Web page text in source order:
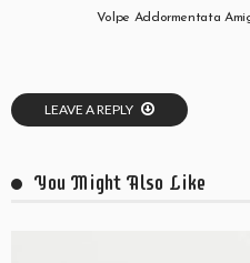
Volpe Addormentata
LEAVE A REPLY
You Might Also Like